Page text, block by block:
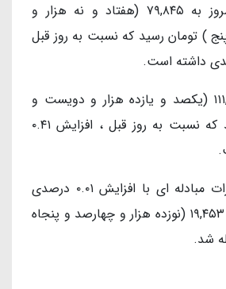
یورو مبادله ای، امروز به ۷۹,۸۴۵ (هفتاد و نه هزار و
) تومان رسید که نسبت به روز قبل
پوند، امروز به ۱۱۱,۲۴۰ (یکصد و یازده هزار و دویست و
چهل ) تومان رسید که نسبت به روز قبل ، افزایش ۰.۴۱
همچنین درهم امارات مبادله ای با افزایش ۰.۰۱ درصدی
نسبت به روز قبل ، ۱۹,۴۵۳ (نوزده هزار و چهارصد و پنجاه
شد.